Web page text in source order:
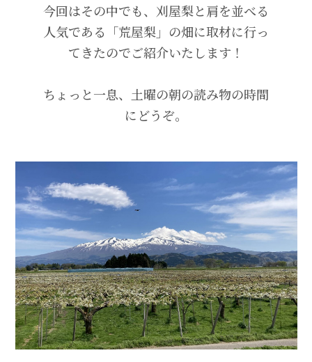
今回はその中でも、刈屋梨と肩を並べる
人気である「荒屋梨」の畑に取材に行っ
てきたのでご紹介いたします！
ちょっと一息、土曜の朝の読み物の時間
にどうぞ。